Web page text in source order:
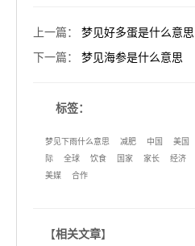
上一篇： 梦见好多蛋是什么意思
下一篇： 梦见海参是什么意思
标签：
梦见下雨什么意思 减肥 中国 美国
际
全球 饮食 国家 家长 经济
美媒
合作
【相关文章】